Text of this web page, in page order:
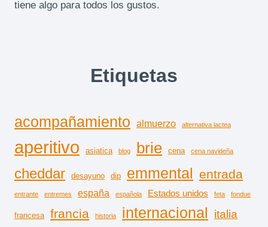
tiene algo para todos los gustos.
Etiquetas
acompañamiento almuerzo alternativa lactea
aperitivo asiatica blog brie cena cena navideña
cheddar desayuno dip emmental entrada
entrante entremes españa española Estados unidos feta fondue
francesa francia historia internacional italia